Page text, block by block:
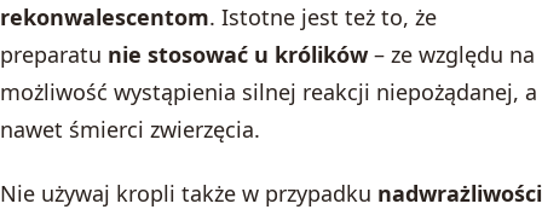
rekonwalescentom. Istotne jest też to, że
preparatu nie stosować u królików – ze względu na
możliwość wystąpienia silnej reakcji niepożądanej, a
nawet śmierci zwierzęcia.
Nie używaj kropli także w przypadku nadwrażliwości